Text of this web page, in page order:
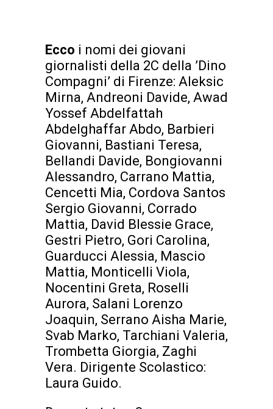
Ecco i nomi dei giovani
giornalisti della 2C della ’Dino
Compagni’ di Firenze: Aleksic
Mirna, Andreoni Davide, Awad
Yossef Abdelfattah
Abdelghaffar Abdo, Barbieri
Giovanni, Bastiani Teresa,
Bellandi Davide, Bongiovanni
Alessandro, Carrano Mattia,
Cencetti Mia, Cordova Santos
Sergio Giovanni, Corrado
Mattia, David Blessie Grace,
Gestri Pietro, Gori Carolina,
Guarducci Alessia, Mascio
Mattia, Monticelli Viola,
Nocentini Greta, Roselli
Aurora, Salani Lorenzo
Joaquin, Serrano Aisha Marie,
Svab Marko, Tarchiani Valeria,
Trombetta Giorgia, Zaghi
Vera. Dirigente Scolastico:
Laura Guido.